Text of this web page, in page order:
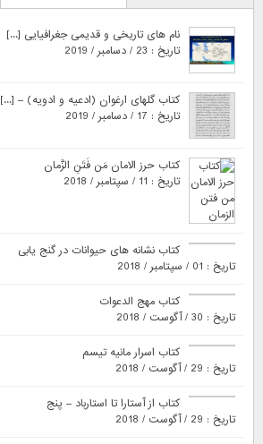
نام های تاریخی و قدیمی جغرافیایی [...]
تاریخ : 23 / دسامبر / 2019
کتاب گلهای ارغوان (ادعیه و ادویه) – [...]
تاریخ : 17 / دسامبر / 2019
کتاب حرز الامان مَن فَتَنِ الزَّمان
تاریخ : 11 / سپتامبر / 2018
کتاب نشانه های حیوانات در گنج یابی
تاریخ : 01 / سپتامبر / 2018
کتاب مهج الدعوات
تاریخ : 30 / آگوست / 2018
کتاب اسرار مانیه تیسم
تاریخ : 29 / آگوست / 2018
کتاب از آستارا تا استارباد – پنج
تاریخ : 29 / آگوست / 2018